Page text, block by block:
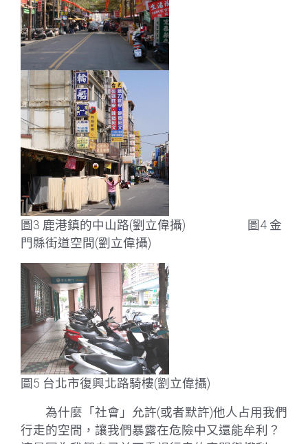
圖3 鹿港鎮的中山路(劉立偉攝) 圖4 金
門縣街道空間(劉立偉攝)
圖5 台北市復興北路騎樓(劉立偉攝)
為什麼「社會」允許(或者默許)他人占用我們
行走的空間，讓我們暴露在危險中又還能牟利？